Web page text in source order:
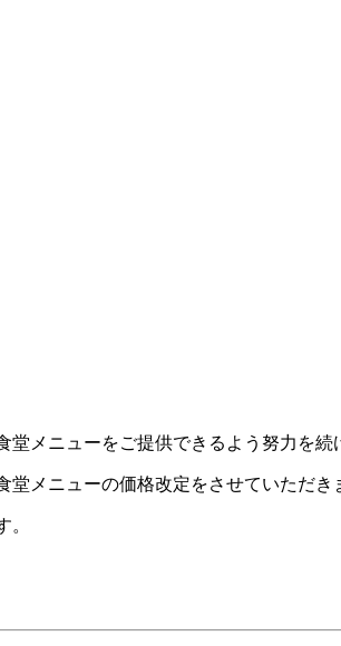
メニューをご提供できるよう努力を続
メニューの価格改定をさせていただき